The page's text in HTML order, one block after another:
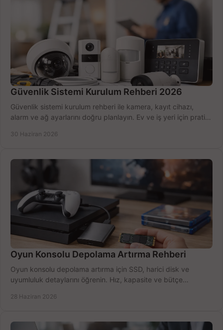
Güvenlik Sistemi Kurulum Rehberi 2026
Güvenlik sistemi kurulum rehberi ile kamera, kayıt cihazı,
alarm ve ağ ayarlarını doğru planlayın. Ev ve iş yeri için pratik
30 Haziran 2026
Oyun Konsolu Depolama Artırma Rehberi
Oyun konsolu depolama artırma için SSD, harici disk ve
uyumluluk detaylarını öğrenin. Hız, kapasite ve bütçe
28 Haziran 2026